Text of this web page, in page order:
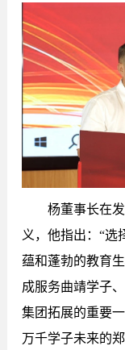
杨董事长在
义，他指出：“选
蕴和蓬勃的教育
成服务曲靖学子
集团拓展的重要
万千学子未来的郑